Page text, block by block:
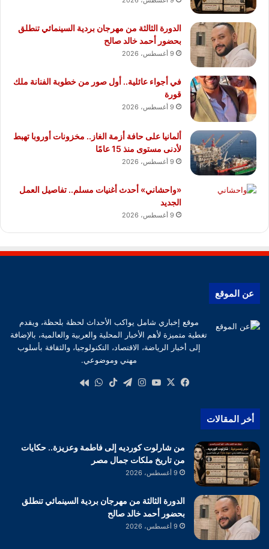
الدورة الثالثة من مهرجان بردية السينمائي تنطلق
بحضور أحمد خالد صالح
9 أغسطس، 2026
في أجواء عائلية.. أول صور من خطوبة الفنانة ملك
قورة
9 أغسطس، 2026
ألمانيا على حافة أزمة الغاز.. مخزونات أوروبا تهبط
لأدنى مستوى منذ 15 عامًا
9 أغسطس، 2026
«واحشاني» أحدث أغنيات مسلم.. تفاصيل العمل
الجديد
9 أغسطس، 2026
عن الموقع
موقع إخباري شامل يواكب الأحداث لحظة بلحظة، ويقدم
تغطية متميزة لأهم الأخبار المحلية والعربية والعالمية، بالإضافة
إلى أخبار الرياضة، الاقتصاد، التكنولوجيا، والثقافة بأسلوب
مهني وموضوعي.
فيسبوك
‫X
‫YouTube
انستقرام
تيلقرام‫TikTokواتساب
أخر المقالات
من شارلوت كورديه إلى فاطمة وعزيزة.. حكايات
من تاريخ ملكات جمال مصر
9 أغسطس، 2026
الدورة الثالثة من مهرجان بردية السينمائي تنطلق
بحضور أحمد خالد صالح
9 أغسطس، 2026